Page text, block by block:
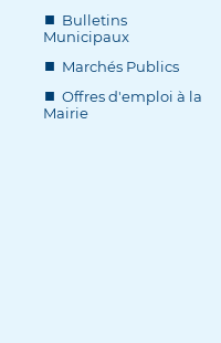
Bulletins
Municipaux
Marchés Publics
Offres d'emploi à la
Mairie